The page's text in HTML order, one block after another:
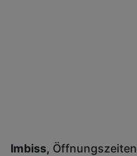
Imbiss Öffnungszeiten